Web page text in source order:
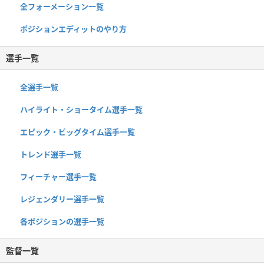
全フォーメーション一覧
ポジションエディットのやり方
選手一覧
全選手一覧
ハイライト・ショータイム選手一覧
エピック・ビッグタイム選手一覧
トレンド選手一覧
フィーチャー選手一覧
レジェンダリー選手一覧
各ポジションの選手一覧
監督一覧